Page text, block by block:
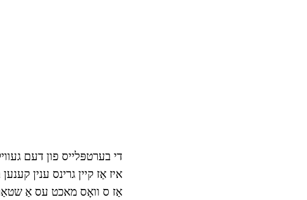
די בערטפּלייס פון דעם
איז אַז קיין גרינס ענין